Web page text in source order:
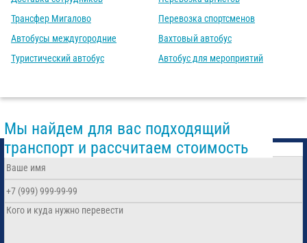
Трансфер Мигалово
Автобусы междугородние
Туристический автобус
Перевозка спортсменов
Вахтовый автобус
Автобус для мероприятий
Мы найдем для вас подходящий
транспорт и рассчитаем стоимость